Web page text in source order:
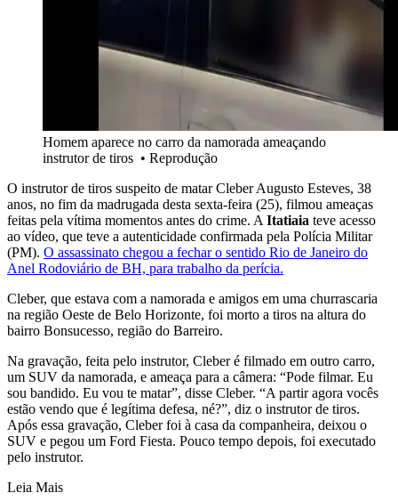
Homem aparece no carro da namorada ameaçando
instrutor de tiros • Reprodução
O instrutor de tiros suspeito de matar Cleber Augusto Esteves, 38
anos, no fim da madrugada desta sexta-feira (25), filmou ameaças
feitas pela vítima momentos antes do crime. A Itatiaia teve acesso
ao vídeo, que teve a autenticidade confirmada pela Polícia Militar
(PM). O assassinato chegou a fechar o sentido Rio de Janeiro do
Anel Rodoviário de BH, para trabalho da perícia.
Cleber, que estava com a namorada e amigos em uma churrascaria
na região Oeste de Belo Horizonte, foi morto a tiros na altura do
bairro Bonsucesso, região do Barreiro.
Na gravação, feita pelo instrutor, Cleber é filmado em outro carro,
um SUV da namorada, e ameaça para a câmera: “Pode filmar. Eu
sou bandido. Eu vou te matar”, disse Cleber. “A partir agora vocês
estão vendo que é legítima defesa, né?”, diz o instrutor de tiros.
Após essa gravação, Cleber foi à casa da companheira, deixou o
SUV e pegou um Ford Fiesta. Pouco tempo depois, foi executado
pelo instrutor.
Leia Mais